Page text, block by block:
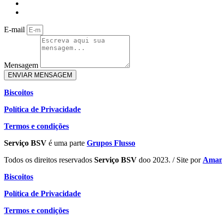
E-mail
Mensagem
ENVIAR MENSAGEM
Biscoitos
Política de Privacidade
Termos e condições
Serviço BSV é uma parte Grupos Flusso
Todos os direitos reservados Serviço BSV doo 2023. / Site por
Biscoitos
Política de Privacidade
Termos e condições